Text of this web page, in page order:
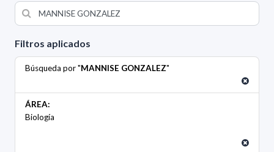
Filtros aplicados
Búsqueda por "MANNISE GONZALEZ"
ÁREA:
Biología